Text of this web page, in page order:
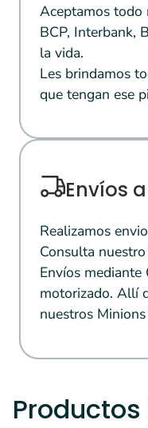
Aceptamos todo
BCP, Interbank,
la vida.
Les brindamos
que tengan ese
Envíos
Realizamos
Consulta
Envíos
motorizado. Allí
nuestros